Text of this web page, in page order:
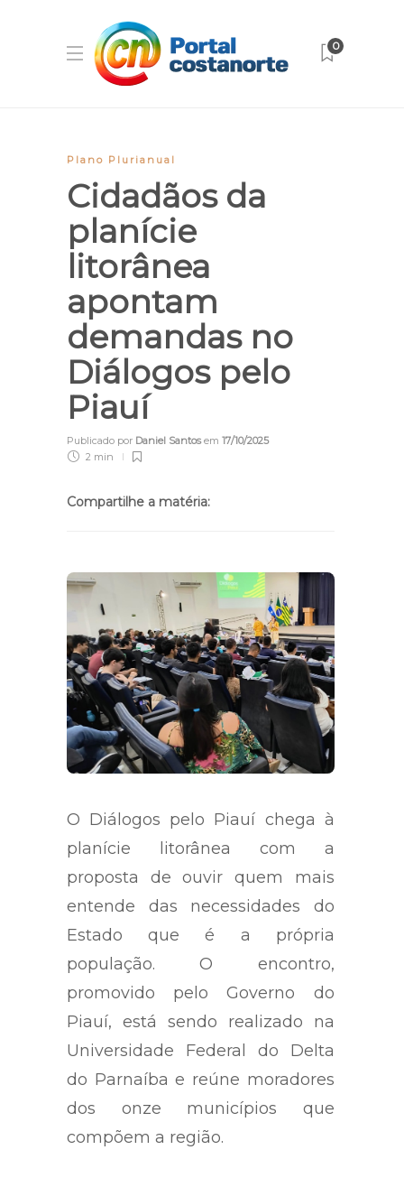
0
Plano Plurianual
Cidadãos da
planície
litorânea
apontam
demandas no
Diálogos pelo
Piauí
Publicado por Daniel Santosem 17/10/2025
2 min
Compartilhe a matéria:
O Diálogos pelo Piauí chega à
planície litorânea com a
proposta de ouvir quem mais
entende das necessidades do
Estado que é a própria
população. O encontro,
promovido pelo Governo do
Piauí, está sendo realizado na
Universidade Federal do Delta
do Parnaíba e reúne moradores
dos onze municípios que
compõem a região.